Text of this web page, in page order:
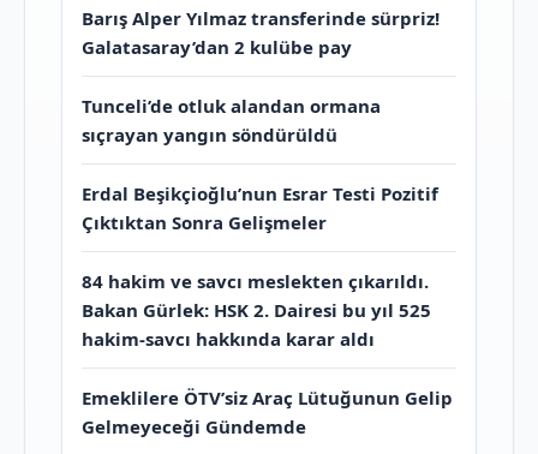
Barış Alper Yılmaz transferinde sürpriz!
Galatasaray’dan 2 kulübe pay
Tunceli’de otluk alandan ormana
sıçrayan yangın söndürüldü
Erdal Beşikçioğlu’nun Esrar Testi Pozitif
Çıktıktan Sonra Gelişmeler
84 hakim ve savcı meslekten çıkarıldı.
Bakan Gürlek: HSK 2. Dairesi bu yıl 525
hakim-savcı hakkında karar aldı
Emeklilere ÖTV’siz Araç Lütuğunun Gelip
Gelmeyeceği Gündemde